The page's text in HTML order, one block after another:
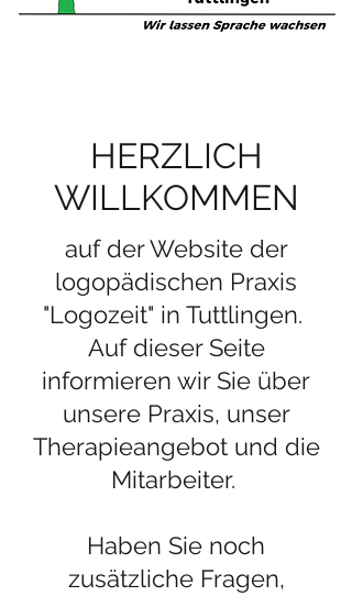
HERZLICH
WILLKOMMEN
auf der Website der
logopädischen Praxis
"Logozeit" in Tuttlingen.
Auf dieser Seite
informieren wir Sie über
unsere Praxis, unser
Therapieangebot und die
Mitarbeiter.
Haben Sie noch
zusätzliche Fragen,